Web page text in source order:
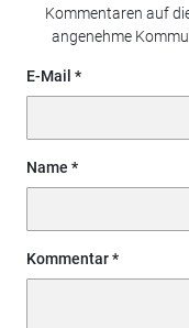
Kommentaren auf
angenehme
E-Mail
Name
Kommentar